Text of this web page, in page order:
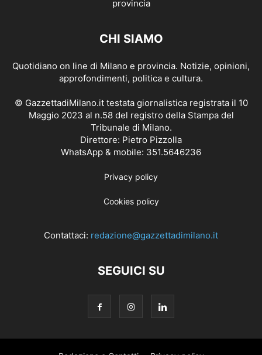
CHI SIAMO
Quotidiano on line di Milano e provincia. Notizie, opinioni,
approfondimenti, politica e cultura.
© GazzettadiMilano.it testata giornalistica registrata il 10
Maggio 2023 al n.58 del registro della Stampa del
Tribunale di Milano.
Direttore: Pietro Pizzolla
WhatsApp & mobile: 351.5646236
Privacy policy
Cookies policy
Contattaci: redazione@gazzettadimilano.it
SEGUICI SU